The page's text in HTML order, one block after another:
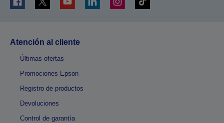
Atención al cliente
Últimas ofertas
Promociones Epson
Registro de productos
Devoluciones
Control de garantía